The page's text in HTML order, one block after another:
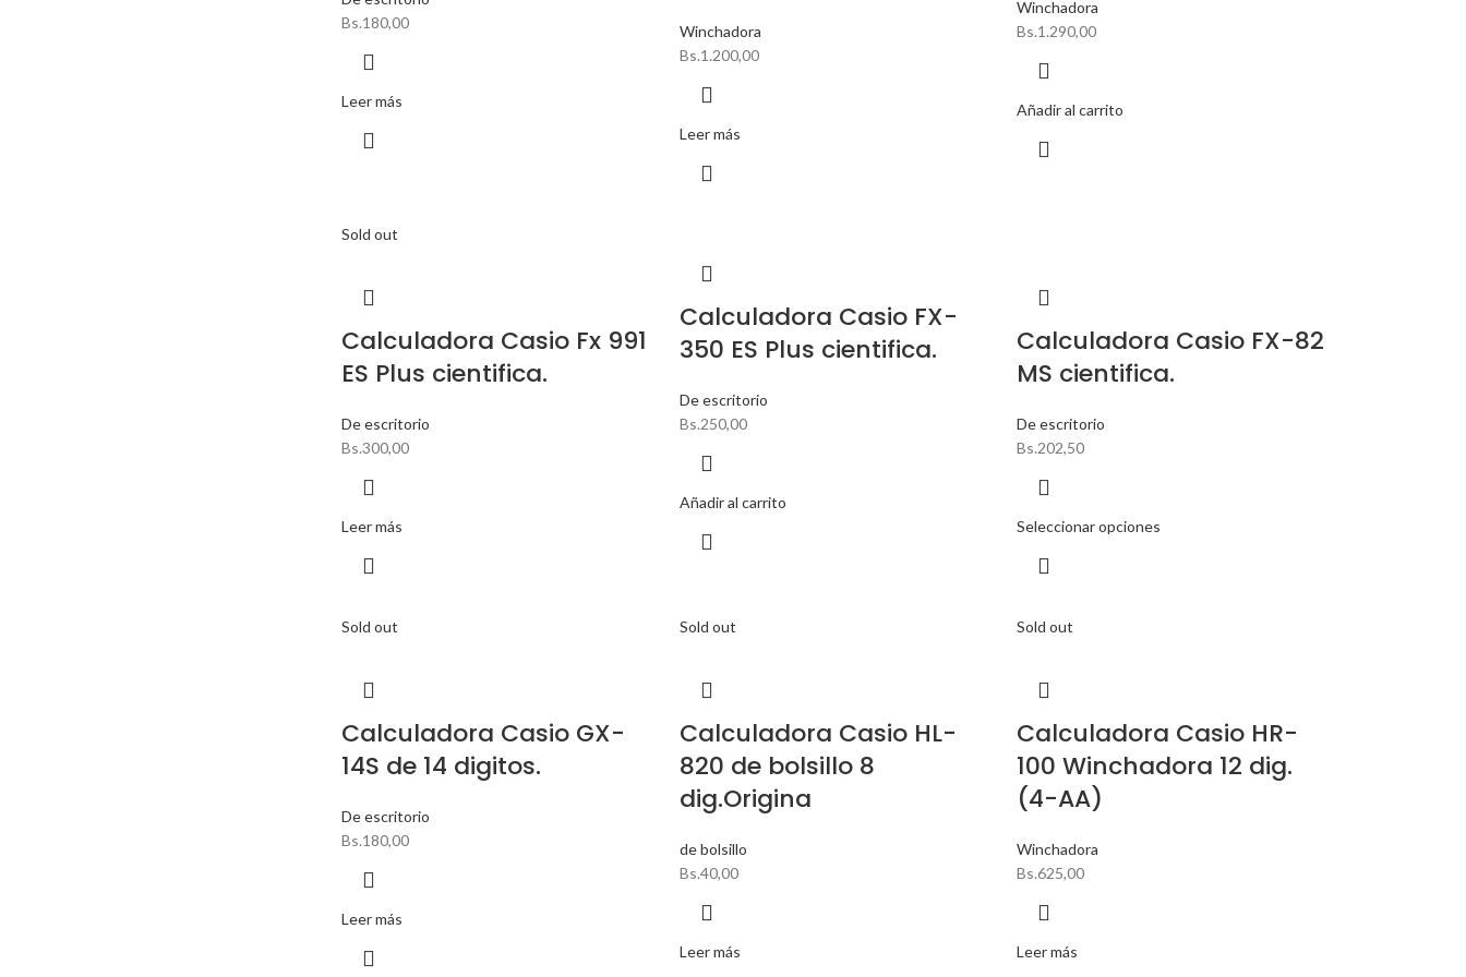
Bs.180,00
Leer más
Winchadora
Bs.1.200,00
Leer más
Winchadora
Bs.1.290,00
Añadir al carrito
Sold out
Calculadora Casio Fx 991
ES Plus cientifica.
De escritorio
Bs.300,00
Leer más
Calculadora Casio FX-
350 ES Plus cientifica.
De escritorio
Bs.250,00
Añadir al carrito
Calculadora Casio FX-82
MS cientifica.
De escritorio
Bs.202,50
Seleccionar opciones
Sold out
Calculadora Casio GX-
14S de 14 digitos.
De escritorio
Bs.180,00
Leer más
Sold out
Calculadora Casio HL-
820 de bolsillo 8
dig.Origina
de bolsillo
Bs.40,00
Leer más
Sold out
Calculadora Casio HR-
100 Winchadora 12 dig.
(4-AA)
Winchadora
Bs.625,00
Leer más